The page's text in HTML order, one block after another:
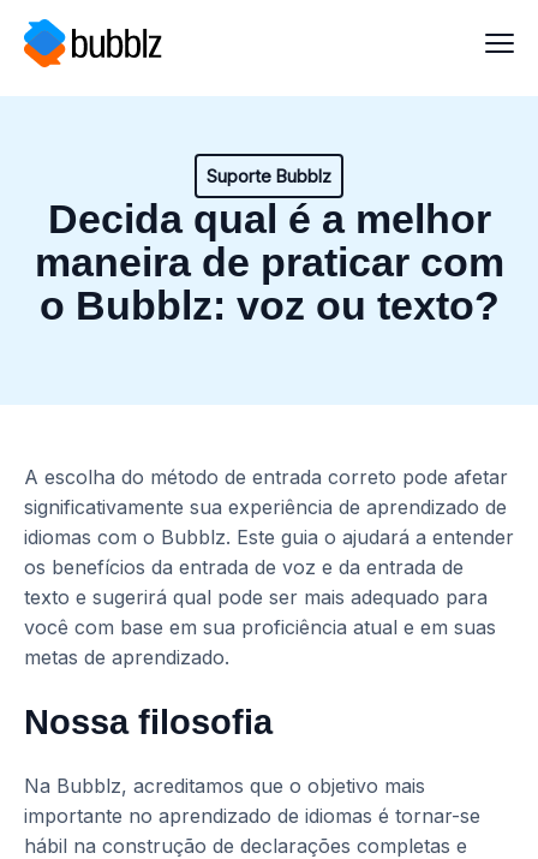
Suporte Bubblz
Decida qual é a melhor
maneira de praticar com
o Bubblz: voz ou texto?
A escolha do método de entrada correto pode afetar
significativamente sua experiência de aprendizado de
idiomas com o Bubblz. Este guia o ajudará a entender
os benefícios da entrada de voz e da entrada de
texto e sugerirá qual pode ser mais adequado para
você com base em sua proficiência atual e em suas
metas de aprendizado.
Nossa filosofia
Na Bubblz, acreditamos que o objetivo mais
importante no aprendizado de idiomas é tornar-se
hábil na construção de declarações completas e